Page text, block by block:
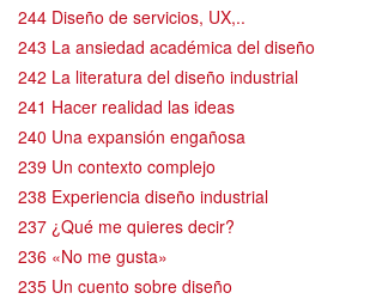
244 Diseño de servicios, UX,..
243 La ansiedad académica del diseño
242 La literatura del diseño industrial
241 Hacer realidad las ideas
240 Una expansión engañosa
239 Un contexto complejo
238 Experiencia diseño industrial
237 ¿Qué me quieres decir?
236 «No me gusta»
235 Un cuento sobre diseño